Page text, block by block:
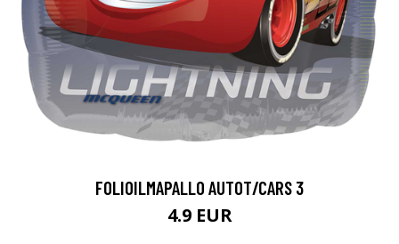
FOLIOILMAPALLO AUTOT/CARS 3
4.9 EUR